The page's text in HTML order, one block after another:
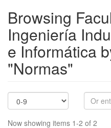
Browsing
Ingeniería
e Informática
"Normas"
Now showing items 1-2 of 2